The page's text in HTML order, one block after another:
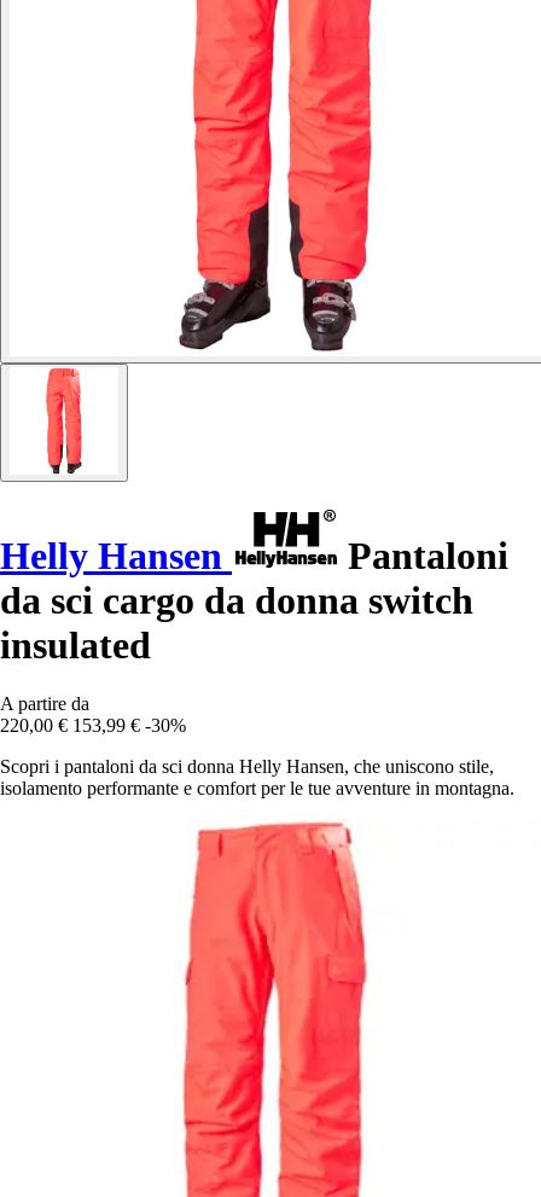
Helly Hansen
Pantaloni
da sci cargo da donna switch
insulated
A partire da
220,00 € 153,99 € -30%
Scopri i pantaloni da sci donna Helly Hansen, che uniscono stile,
isolamento performante e comfort per le tue avventure in montagna.